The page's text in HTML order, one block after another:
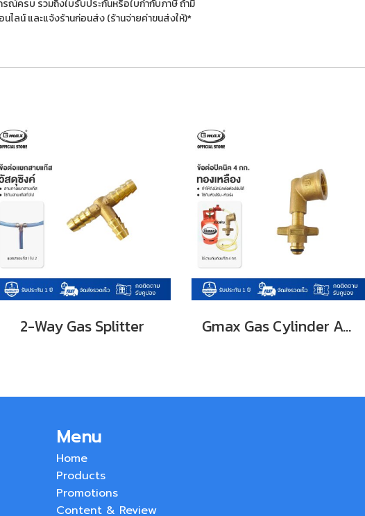
ครบ รวมถึงใบรับประกันหรือใบกำกับภาษี ถ้ามี
ไลน์ และแจ้งร้านก่อนส่ง (ร้านจ่ายค่าขนส่งให้)*
2-Way Gas Splitter Gmax Gas Cylinder Adaptor Brass for 4kg LTP-006
Menu
Home
Products
Promotions
Content & Review